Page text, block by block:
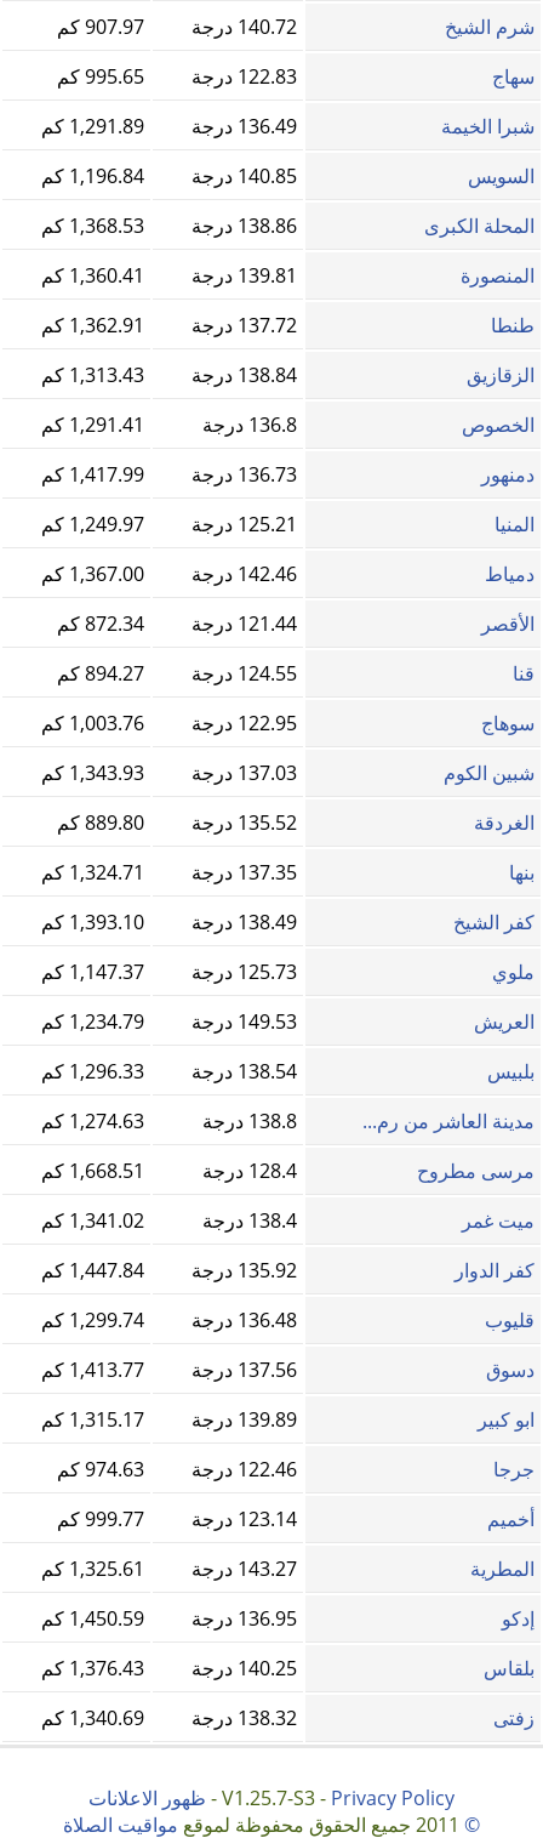
شرم الشيخ
140.72 درجة
907.97 كم
سهاج
122.83 درجة
995.65 كم
شبرا الخيمة
136.49 درجة
1,291.89 كم
السويس
140.85 درجة
1,196.84 كم
المحلة الكبرى
138.86 درجة
1,368.53 كم
المنصورة
139.81 درجة
1,360.41 كم
طنطا
137.72 درجة
1,362.91 كم
الزقازيق
138.84 درجة
1,313.43 كم
الخصوص
136.8 درجة
1,291.41 كم
دمنهور
136.73 درجة
1,417.99 كم
المنيا
125.21 درجة
1,249.97 كم
دمياط
142.46 درجة
1,367.00 كم
الأقصر
121.44 درجة
872.34 كم
قنا
124.55 درجة
894.27 كم
سوهاج
122.95 درجة
1,003.76 كم
شبين الكوم
137.03 درجة
1,343.93 كم
الغردقة
135.52 درجة
889.80 كم
بنها
137.35 درجة
1,324.71 كم
كفر الشيخ
138.49 درجة
1,393.10 كم
ملوي
125.73 درجة
1,147.37 كم
العريش
149.53 درجة
1,234.79 كم
بلبيس
138.54 درجة
1,296.33 كم
مدينة العاشر من رم...
138.8 درجة
1,274.63 كم
مرسى مطروح
128.4 درجة
1,668.51 كم
ميت غمر
138.4 درجة
1,341.02 كم
كفر الدوار
135.92 درجة
1,447.84 كم
قليوب
136.48 درجة
1,299.74 كم
دسوق
137.56 درجة
1,413.77 كم
ابو كبير
139.89 درجة
1,315.17 كم
جرجا
122.46 درجة
974.63 كم
أخميم
123.14 درجة
999.77 كم
المطرية
143.27 درجة
1,325.61 كم
إدكو
136.95 درجة
1,450.59 كم
بلقاس
140.25 درجة
1,376.43 كم
زفتى
138.32 درجة 1,340.69 كم
V1.25.7-S3 - Privacy Policy
- ظهور الاعلانات
©
مواقيت الصلاة